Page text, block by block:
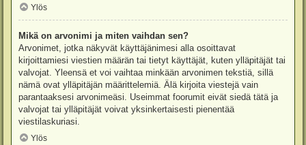
Ylös
Mikä on arvonimi ja miten vaihdan sen?
Arvonimet, jotka näkyvät käyttäjänimesi alla osoittavat
kirjoittamiesi viestien määrän tai tietyt käyttäjät, kuten ylläpitäjät tai
valvojat. Yleensä et voi vaihtaa minkään arvonimen tekstiä, sillä
nämä ovat ylläpitäjän määrittelemiä. Älä kirjoita viestejä vain
parantaaksesi arvonimeäsi. Useimmat foorumit eivät siedä tätä ja
valvojat tai ylläpitäjät voivat yksinkertaisesti pienentää
viestilaskuriasi.
Ylös